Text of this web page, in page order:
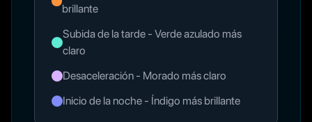
brillante
Subida de la tarde - Verde azulado más
claro
Desaceleración - Morado más claro
Inicio de la noche - Índigo más brillante